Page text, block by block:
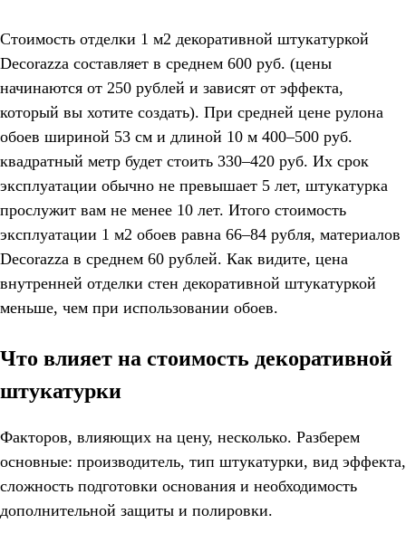
Стоимость отделки 1 м2 декоративной штукатуркой
Decorazza составляет в среднем 600 руб. (цены
начинаются от 250 рублей и зависят от эффекта,
который вы хотите создать). При средней цене рулона
обоев шириной 53 см и длиной 10 м 400–500 руб.
квадратный метр будет стоить 330–420 руб. Их срок
эксплуатации обычно не превышает 5 лет, штукатурка
прослужит вам не менее 10 лет. Итого стоимость
эксплуатации 1 м2 обоев равна 66–84 рубля, материалов
Decorazza в среднем 60 рублей. Как видите, цена
внутренней отделки стен декоративной штукатуркой
меньше, чем при использовании обоев.
Что влияет на стоимость декоративной
штукатурки
Факторов, влияющих на цену, несколько. Разберем
основные: производитель, тип штукатурки, вид эффекта,
сложность подготовки основания и необходимость
дополнительной защиты и полировки.